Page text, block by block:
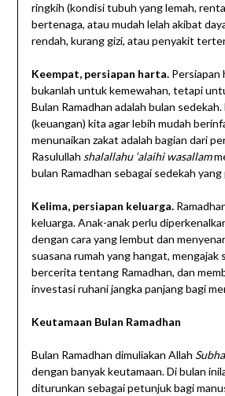
ringkih (kondisi tubuh yang lemah,
bertenaga, atau mudah lelah akibat
rendah, kurang gizi, atau penyakit
Keempat, persiapan harta. Persiapan
bukanlah untuk kemewahan, tetapi
Bulan Ramadhan adalah bulan
(keuangan) kita agar lebih mudah
menunaikan zakat adalah bagian dari
Rasulullah shalallahu ‘alaihi wasallam
bulan Ramadhan sebagai sedekah
Kelima, persiapan keluarga.
keluarga. Anak-anak perlu
dengan cara yang lembut dan
suasana rumah yang hangat, mengajak
bercerita tentang Ramadhan, dan
investasi ruhani jangka panjang bagi
Keutamaan Bulan Ramadhan
Bulan Ramadhan dimuliakan Allah
dengan banyak keutamaan. Di bulan
diturunkan sebagai petunjuk bagi